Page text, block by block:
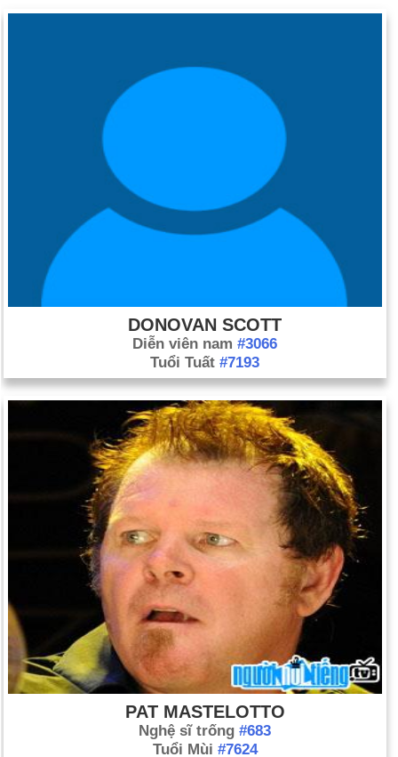
DONOVAN SCOTT
Diễn viên nam #3066
Tuổi Tuất #7193
PAT MASTELOTTO
Nghệ sĩ trống #683
Tuổi Mùi #7624